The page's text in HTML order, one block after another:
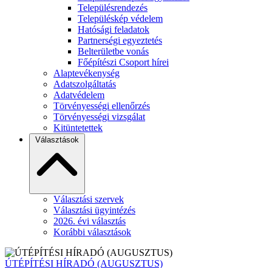
Településrendezés
Településkép védelem
Hatósági feladatok
Partnerségi egyeztetés
Belterületbe vonás
Főépítészi Csoport hírei
Alaptevékenység
Adatszolgáltatás
Adatvédelem
Törvényességi ellenőrzés
Törvényességi vizsgálat
Kitüntetettek
Választások
Választási szervek
Választási ügyintézés
2026. évi választás
Korábbi választások
ÚTÉPÍTÉSI HÍRADÓ (AUGUSZTUS)